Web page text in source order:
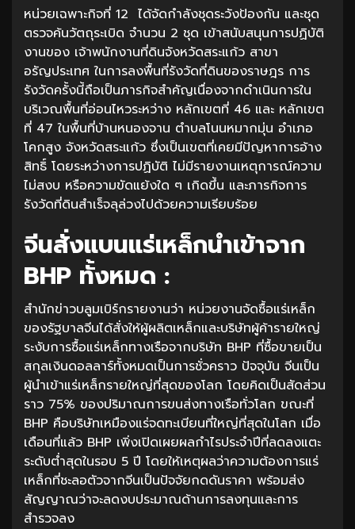
หน่วยเฉพาะกิจที่ 12 ได้จัดกำลังชุดระวังป้องกัน และชุด
ตรวจค้นวัตถุระเบิด จำนวน 2 ชุด เข้าสนับสนุนการปฏิบัติ
งานของ เจ้าพนักงานที่ดินจังหวัดสระแก้ว สาขา
อรัญประเทศ ในการลงพื้นที่รังวัดที่ดินของราษฎร การ
รังวัดครั้งนี้ถือเป็นภารกิจสำคัญเนื่องจากดำเนินการใน
บริเวณพื้นที่อ่อนไหวระหว่าง หลักเขตที่ 46 และ หลักเขต
ที่ 47 ในพื้นที่บ้านหนองจาน ตำบลโนนหมากมุ่น อำเภอ
โคกสูง จังหวัดสระแก้ว ซึ่งเป็นเขตที่เคยมีปัญหาการอ้าง
สิทธิ์ โดยระหว่างการปฏิบัติ ไม่มีรายงานเหตุการณ์ความ
ไม่สงบ หรือความขัดแย้งใด ๆ เกิดขึ้น และภารกิจการ
รังวัดที่ดินสำเร็จลุล่วงไปด้วยความเรียบร้อย
จีนสั่งแบนแร่เหล็กนำเข้าจาก
BHP ทั้งหมด :
สำนักข่าวบลูมเบิร์กรายงานว่า หน่วยงานจัดซื้อแร่เหล็ก
ของรัฐบาลจีนได้สั่งให้ผู้ผลิตเหล็กและบริษัทผู้ค้ารายใหญ่
ระงับการซื้อแร่เหล็กทางเรือจากบริษัท BHP ที่ซื้อขายเป็น
สกุลเงินดอลลาร์ทั้งหมดเป็นการชั่วคราว ปัจจุบัน จีนเป็น
ผู้นำเข้าแร่เหล็กรายใหญ่ที่สุดของโลก โดยคิดเป็นสัดส่วน
ราว 75% ของปริมาณการขนส่งทางเรือทั่วโลก ขณะที่
BHP คือบริษัทเหมืองแร่จดทะเบียนที่ใหญ่ที่สุดในโลก เมื่อ
เดือนที่แล้ว BHP เพิ่งเปิดเผยผลกำไรประจำปีที่ลดลงแตะ
ระดับต่ำสุดในรอบ 5 ปี โดยให้เหตุผลว่าความต้องการแร่
เหล็กที่ชะลอตัวจากจีนเป็นปัจจัยกดดันราคา พร้อมส่ง
สัญญาณว่าจะลดงบประมาณด้านการลงทุนและการ
สำรวจลง